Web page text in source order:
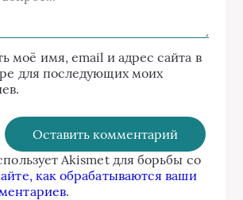
моё имя, email и адрес сайта в
для последующих моих
Akismet для борьбы со
как обрабатываются ваши
.